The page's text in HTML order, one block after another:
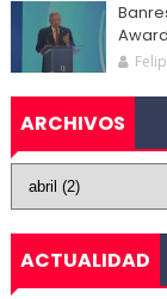
ARCHIVOS
ACTUALIDAD